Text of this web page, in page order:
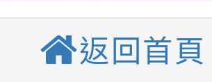
、「邁向下一
座及成長團體
告
計畫」核定一
育部國民及學
「115年度教育
:桃園市政府腸
園流感疫苗
寫作業-桃園
返回首頁